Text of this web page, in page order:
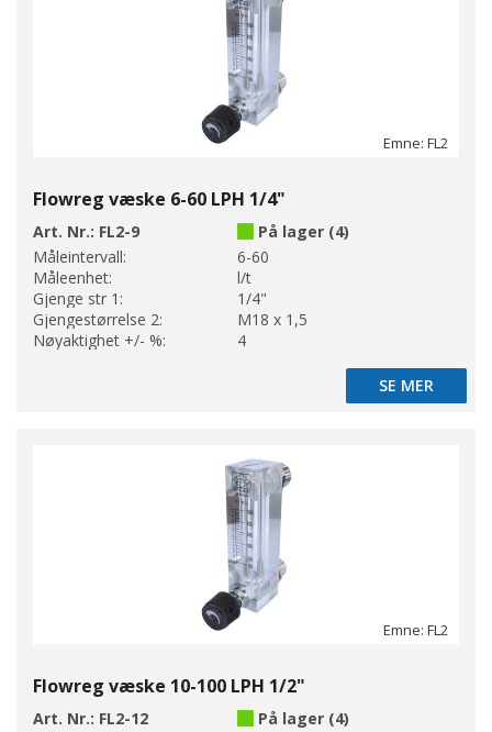
Emne: FL2
Flowreg væske 6-60 LPH 1/4"
Art. Nr.: FL2-9
På lager (4)
Måleintervall:
6-60
Måleenhet:
l/t
Gjenge str 1:
1/4"
Gjengestørrelse 2:
M18 x 1,5
Nøyaktighet +/- %:
4
SE MER
SE MER
Emne: FL2
Flowreg væske 10-100 LPH 1/2"
Art. Nr.: FL2-12
På lager (4)